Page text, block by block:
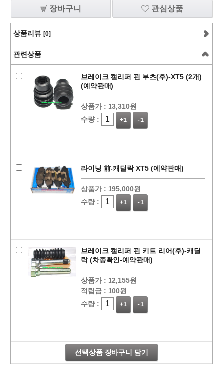
장바구니 관심상품
상품리뷰 [0]
관련상품
브레이크 캘리퍼 핀 부츠(후)-XT5 (2개)
(예약판매)
상품가 : 13,310원
수량 :
+1 -1
라이닝 前-캐딜락 XT5 (예약판매)
상품가 : 195,000원
수량 :
+1 -1
브레이크 캘리퍼 핀 키트 리어(후)-캐딜
락 (차종확인-예약판매)
상품가 : 12,155원
적립금 : 100원
수량 :
+1 -1
선택상품 장바구니 담기